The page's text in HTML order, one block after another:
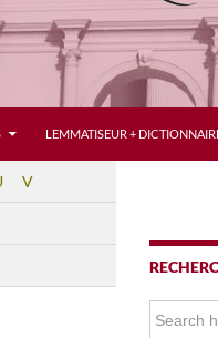
LEMMATISEUR +
V
Search
for: